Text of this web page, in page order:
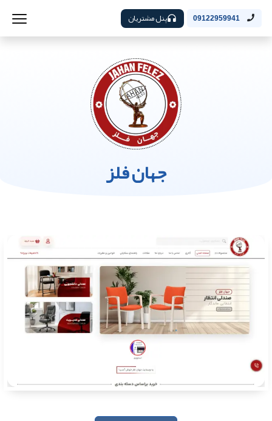
09122959941 پنل مشتریان
جهان فلز